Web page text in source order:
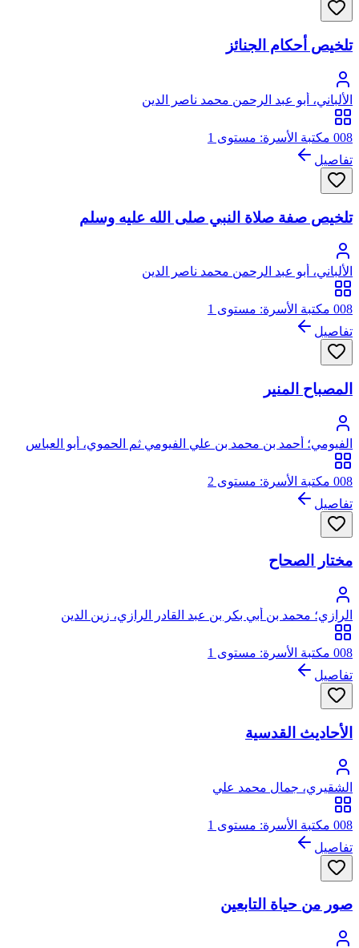
تلخيص أحكام الجنائز
الألباني، أبو عبد الرحمن محمد ناصر الدين
008 مكتبة الأسرة: مستوى 1
تفاصيل
تلخيص صفة صلاة النبي صلى الله عليه وسلم
الألباني، أبو عبد الرحمن محمد ناصر الدين
008 مكتبة الأسرة: مستوى 1
تفاصيل
المصباح المنير
الفيومي؛ أحمد بن محمد بن علي الفيومي ثم الحموي، أبو العباس
008 مكتبة الأسرة: مستوى 2
تفاصيل
مختار الصحاح
الرازي؛ محمد بن أبي بكر بن عبد القادر الرازي، زين الدين
008 مكتبة الأسرة: مستوى 1
تفاصيل
الأحاديث القدسية
الشقيري، جمال محمد علي
008 مكتبة الأسرة: مستوى 1
تفاصيل
صور من حياة التابعين